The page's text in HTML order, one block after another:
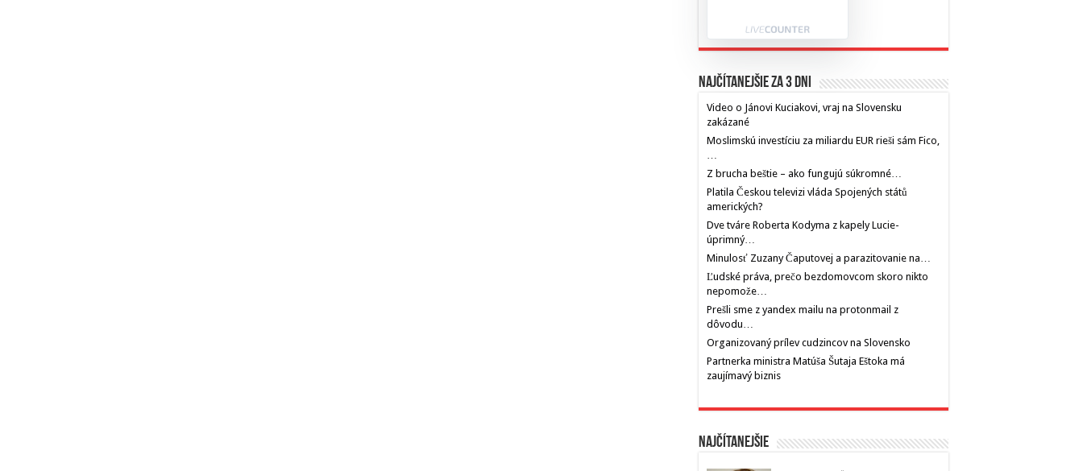
Najčítanejšie za 3 dni
Video o Jánovi Kuciakovi, vraj na Slovensku
zakázané
Moslimskú investíciu za miliardu EUR rieši sám Fico,
…
Z brucha beštie – ako fungujú súkromné…
Platila Českou televizi vláda Spojených států
amerických?
Dve tváre Roberta Kodyma z kapely Lucie-
úprimný…
Minulosť Zuzany Čaputovej a parazitovanie na…
Ľudské práva, prečo bezdomovcom skoro nikto
nepomože…
Prešli sme z yandex mailu na protonmail z
dôvodu…
Organizovaný prílev cudzincov na Slovensko
Partnerka ministra Matúša Šutaja Eštoka má
zaujímavý biznis
Najčítanejšie